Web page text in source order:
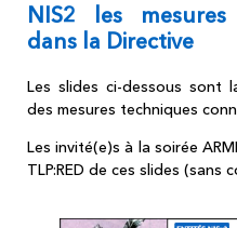
NIS2 les
dans la Directive
Les slides ci-dessous sont
des mesures techniques
Les invité(e)s à la soirée
TLP:RED de ces slides (sans